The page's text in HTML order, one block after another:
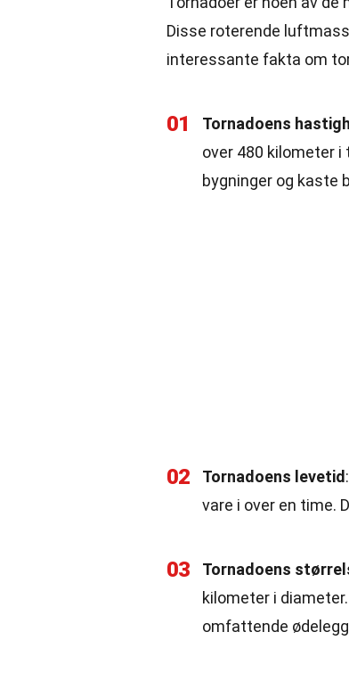
Disse roterende
interessante fakta om
01 Tornadoens
over 480 kilometer
bygninger og kaste
02 Tornadoens levetid
vare i over en time.
03 Tornadoens
kilometer i
omfattende